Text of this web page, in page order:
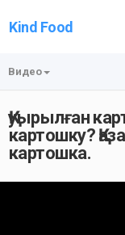
Kind Food
Видео
Қуырылған
картошку?
картошка.